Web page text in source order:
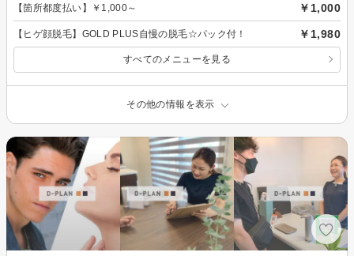
【箇所都度払い】￥1,000～ ￥1,000
【ヒゲ顔脱毛】GOLD PLUS自慢の脱毛☆パック付！ ￥1,980
すべてのメニューを見る
その他の情報を表示